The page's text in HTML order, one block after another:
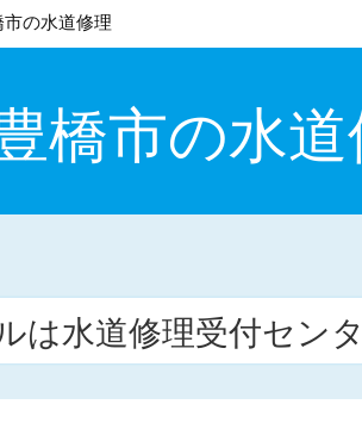
市の水道修理
橋市の水
は水道修理受付セン